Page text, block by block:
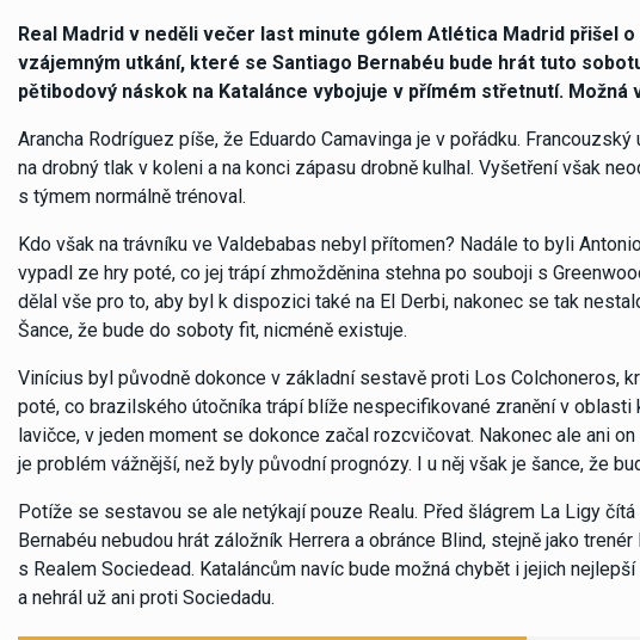
Real Madrid v neděli večer last minute gólem Atlética Madrid přišel
vzájemným utkání, které se Santiago Bernabéu bude hrát tuto
pětibodový náskok na Katalánce vybojuje v přímém střetnutí.
Arancha Rodríguez píše, že Eduardo Camavinga je v pořádku.
na drobný tlak v koleni a na konci zápasu drobně kulhal. Vyšetření však
s týmem normálně trénoval.
Kdo však na trávníku ve Valdebabas nebyl přítomen? Nadále to byli
vypadl ze hry poté, co jej trápí zhmožděnina stehna po souboji s
dělal vše pro to, aby byl k dispozici také na El Derbi, nakonec se tak
Šance, že bude do soboty fit, nicméně existuje.
Vinícius byl původně dokonce v základní sestavě proti Los Colchoneros,
poté, co brazilského útočníka trápí blíže nespecifikované zranění v
lavičce, v jeden moment se dokonce začal rozcvičovat. Nakonec ale ani
je problém vážnější, než byly původní prognózy. I u něj však je šance, že
Potíže se sestavou se ale netýkají pouze Realu. Před šlágrem La Ligy
Bernabéu nebudou hrát záložník Herrera a obránce Blind, stejně jako
s Realem Sociedead. Kataláncům navíc bude možná chybět i jejich
a nehrál už ani proti Sociedadu.